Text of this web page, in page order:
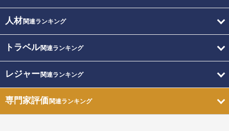
人材関連ランキング
トラベル関連ランキング
レジャー関連ランキング
専門家評価関連ランキング